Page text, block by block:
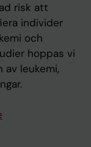
risk att
individer
och
hoppas vi
av leukemi,